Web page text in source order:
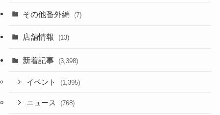
その他番外編 (7)
店舗情報 (13)
新着記事 (3,398)
イベント (1,395)
ニュース (768)